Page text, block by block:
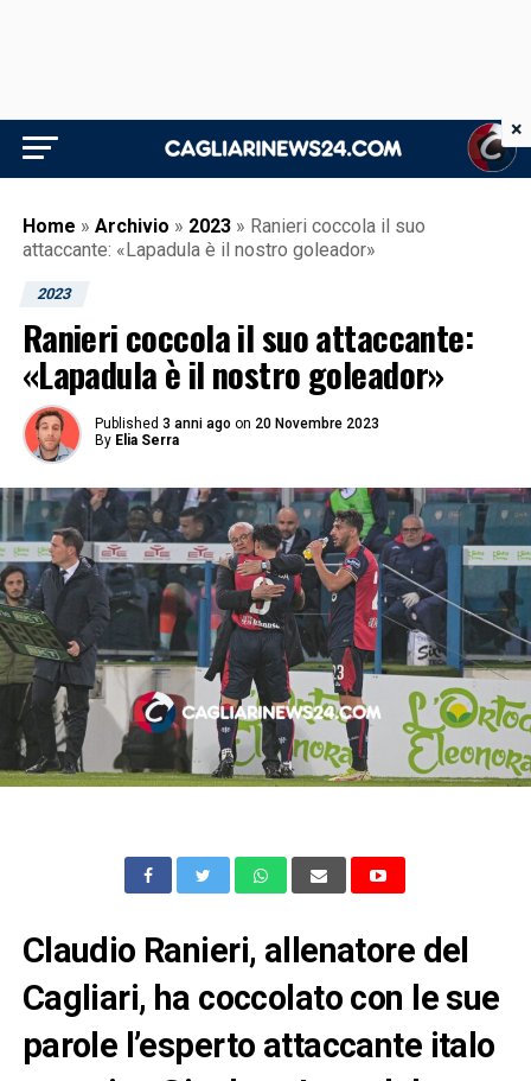
Home » Archivio » 2023 » Ranieri coccola il suo
attaccante: «Lapadula è il nostro goleador»
2023
Ranieri coccola il suo attaccante:
«Lapadula è il nostro goleador»
Published 3 anni ago on 20 Novembre 2023
By Elia Serra
Claudio Ranieri, allenatore del
Cagliari, ha coccolato con le sue
parole l’esperto attaccante italo
×